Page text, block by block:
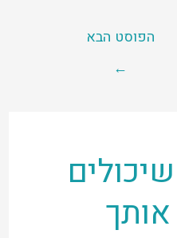
הפוסט הבא
←
אותך